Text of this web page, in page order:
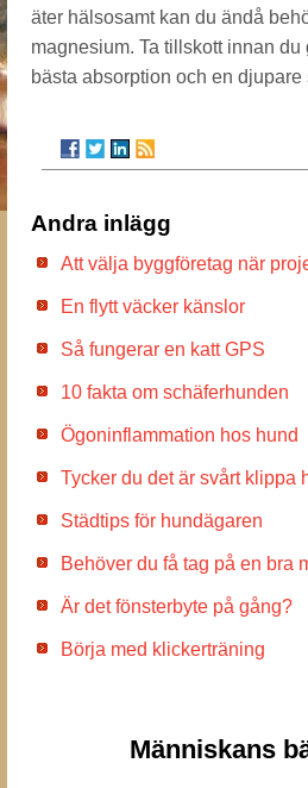
äter hälsosamt kan du ändå
magnesium. Ta tillskott innan
bästa absorption och en djupare
Andra inlägg
Att välja byggföretag när
En flytt väcker känslor
Så fungerar en katt GPS
10 fakta om schäferhunden
Ögoninflammation hos hund
Tycker du det är svårt klippa
Städtips för hundägaren
Behöver du få tag på en bra
Är det fönsterbyte på gång?
Börja med klickerträning
Människans